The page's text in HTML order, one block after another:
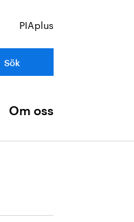
PIAplus
Om oss